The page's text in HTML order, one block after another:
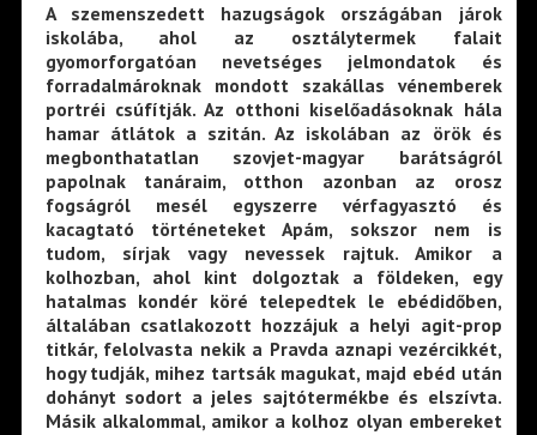
A szemenszedett hazugságok országában járok
iskolába, ahol az osztálytermek falait
gyomorforgatóan nevetséges jelmondatok és
forradalmároknak mondott szakállas vénemberek
portréi csúfítják. Az otthoni kiselőadásoknak hála
hamar átlátok a szitán. Az iskolában az örök és
megbonthatatlan szovjet-magyar barátságról
papolnak tanáraim, otthon azonban az orosz
fogságról mesél egyszerre vérfagyasztó és
kacagtató történeteket Apám, sokszor nem is
tudom, sírjak vagy nevessek rajtuk. Amikor a
kolhozban, ahol kint dolgoztak a földeken, egy
hatalmas kondér köré telepedtek le ebédidőben,
általában csatlakozott hozzájuk a helyi agit-prop
titkár, felolvasta nekik a Pravda aznapi vezércikkét,
hogy tudják, mihez tartsák magukat, majd ebéd után
dohányt sodort a jeles sajtótermékbe és elszívta.
Másik alkalommal, amikor a kolhoz olyan embereket